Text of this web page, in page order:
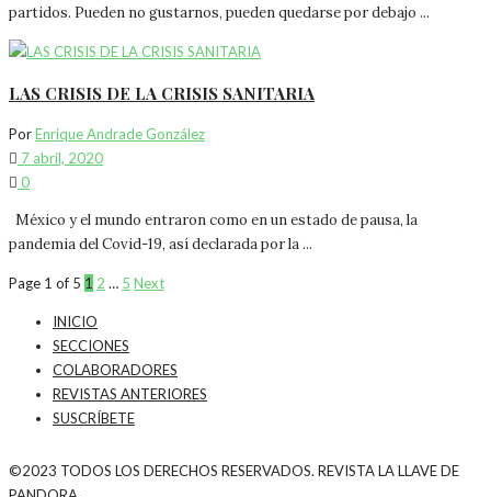
partidos. Pueden no gustarnos, pueden quedarse por debajo ...
LAS CRISIS DE LA CRISIS SANITARIA
PorEnrique Andrade González
7 abril, 2020
0
México y el mundo entraron como en un estado de pausa, la
pandemia del Covid-19, así declarada por la ...
Page 1 of 5 1 2 … 5 Next
INICIO
SECCIONES
COLABORADORES
REVISTAS ANTERIORES
SUSCRÍBETE
©2023 TODOS LOS DERECHOS RESERVADOS. REVISTA LA LLAVE DE